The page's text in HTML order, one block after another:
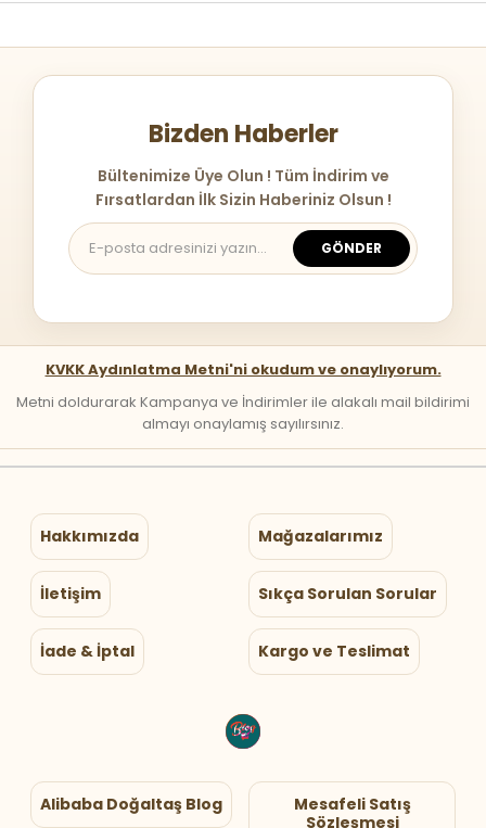
Bizden Haberler
Bültenimize Üye Olun ! Tüm İndirim ve
Fırsatlardan İlk Sizin Haberiniz Olsun !
GÖNDER
KVKK Aydınlatma Metni'ni okudum ve onaylıyorum.
Metni doldurarak Kampanya ve İndirimler ile alakalı mail bildirimi
almayı onaylamış sayılırsınız.
Hakkımızda Mağazalarımız
İletişim Sıkça Sorulan Sorular
İade & İptal Kargo ve Teslimat
Alibaba Doğaltaş Blog
Mesafeli Satış
Sözleşmesi